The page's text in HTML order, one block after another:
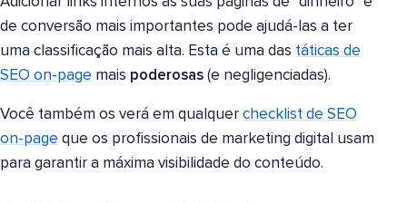
de conversão mais importantes pode ajudá-las a ter
uma classificação mais alta. Esta é uma das táticas de
SEO on-page mais poderosas (e negligenciadas).
Você também os verá em qualquer checklist de SEO
on-page que os profissionais de marketing digital usam
para garantir a máxima visibilidade do conteúdo.